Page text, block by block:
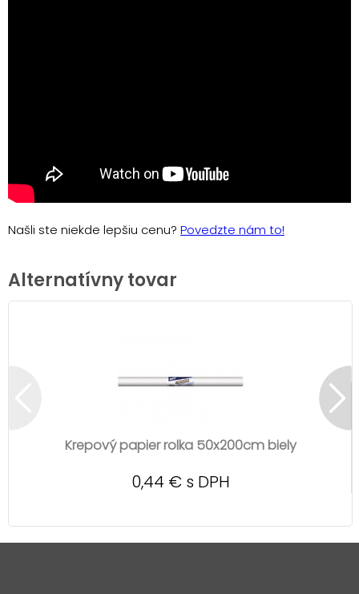
Našli ste niekde lepšiu cenu? Povedzte nám to!
Alternatívny tovar
Krepový papier rolka 50x200cm biely
0,44 € s DPH